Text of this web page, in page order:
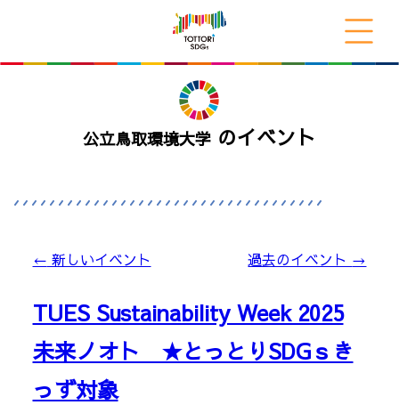
公立鳥取環境大学 のイベント
過去のイベント →
← 新しいイベント
TUES Sustainability Week 2025
未来ノオト ★とっとりSDGｓき
っず対象